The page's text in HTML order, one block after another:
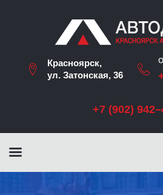
Красноярск,
ул. Затонская, 36
+7 (902)